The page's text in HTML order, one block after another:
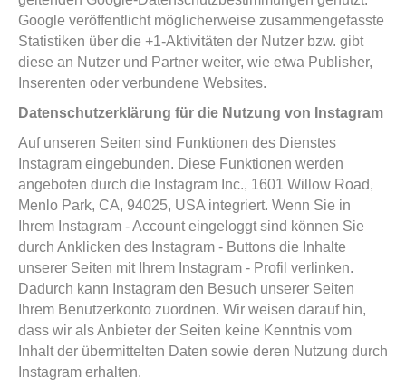
Google veröffentlicht möglicherweise zusammengefasste
Statistiken über die +1-Aktivitäten der Nutzer bzw. gibt
diese an Nutzer und Partner weiter, wie etwa Publisher,
Inserenten oder verbundene Websites.
Datenschutzerklärung für die Nutzung von Instagram
Auf unseren Seiten sind Funktionen des Dienstes
Instagram eingebunden. Diese Funktionen werden
angeboten durch die Instagram Inc., 1601 Willow Road,
Menlo Park, CA, 94025, USA integriert. Wenn Sie in
Ihrem Instagram - Account eingeloggt sind können Sie
durch Anklicken des Instagram - Buttons die Inhalte
unserer Seiten mit Ihrem Instagram - Profil verlinken.
Dadurch kann Instagram den Besuch unserer Seiten
Ihrem Benutzerkonto zuordnen. Wir weisen darauf hin,
dass wir als Anbieter der Seiten keine Kenntnis vom
Inhalt der übermittelten Daten sowie deren Nutzung durch
Instagram erhalten.